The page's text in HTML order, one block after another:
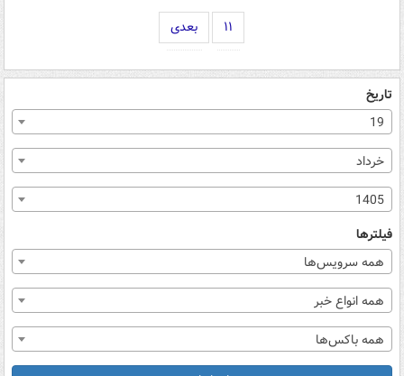
۱۱ بعدی
تاریخ
19
خرداد
1405
فیلترها
همه سرویس‌ها
همه انواع خبر
همه باکس‌ها